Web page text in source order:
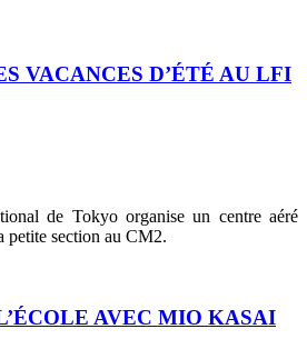
VACANCES D’ÉTÉ AU LFI
de Tokyo organise un centre aéré
petite section au CM2.
AVEC MIO KASAI